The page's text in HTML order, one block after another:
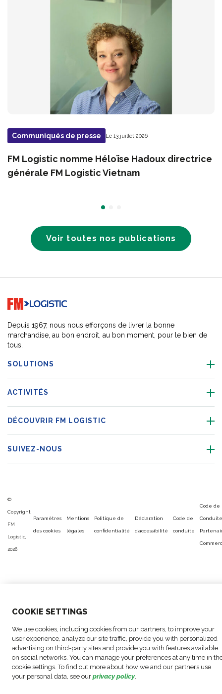
COOKIE SETTINGS
We use cookies, including cookies from our partners, to improve your
user experience, analyze our site traffic, provide you with personalized
advertising on third-party sites and provide you with features available
on social networks. You can manage your preferences at any time in
cookie settings. To find out more about how we and our partners use
your personal data, see our privacy policy.
Communiqués de presse Le 13 juillet 2026
FM Logistic nomme Héloïse Hadoux directrice
générale FM Logistic Vietnam
Voir toutes nos publications
Go to home page
Depuis 1967, nous nous efforçons de livrer la bonne
marchandise, au bon endroit, au bon moment, pour le bien de
tous.
SOLUTIONS
ACTIVITÉS
DÉCOUVRIR FM LOGISTIC
SUIVEZ-NOUS
©
Copyright
FM
Logistic,
2026
Paramètres
des cookies
Mentions
légales
Politique de
confidentialité
Déclaration
d’accessibilité
Code de
conduite
Code de
Conduite